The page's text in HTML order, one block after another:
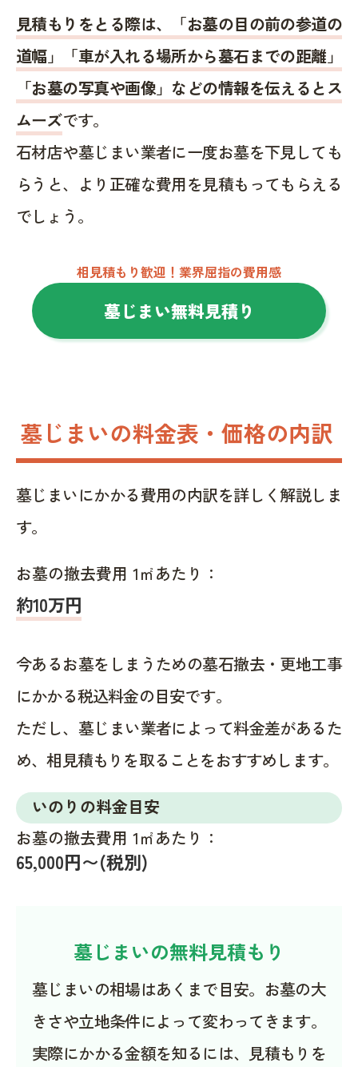
見積もりをとる際は、「お墓の目の前の参道の
道幅」「車が入れる場所から墓石までの距離」
「お墓の写真や画像」などの情報を伝えるとス
ムーズです。
石材店や墓じまい業者に一度お墓を下見しても
らうと、より正確な費用を見積もってもらえる
でしょう。
相見積もり歓迎！業界屈指の費用感
墓じまい無料見積り
墓じまいの料金表・価格の内訳
墓じまいにかかる費用の内訳を詳しく解説しま
す。
お墓の撤去費用 1㎡あたり：
約10万円
今あるお墓をしまうための墓石撤去・更地工事
にかかる税込料金の目安です。
ただし、墓じまい業者によって料金差があるた
め、相見積もりを取ることをおすすめします。
いのりの料金目安
お墓の撤去費用 1㎡あたり：
65,000円〜(税別)
墓じまいの無料見積もり
墓じまいの相場はあくまで目安。お墓の大
きさや立地条件によって変わってきます。
実際にかかる金額を知るには、見積もりを